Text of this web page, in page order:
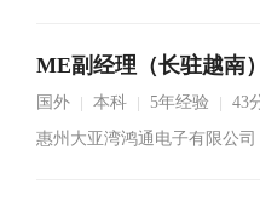
ME副经理（长驻越南）
国外 本科 5年经验
43
惠州大亚湾鸿通电子有限公司